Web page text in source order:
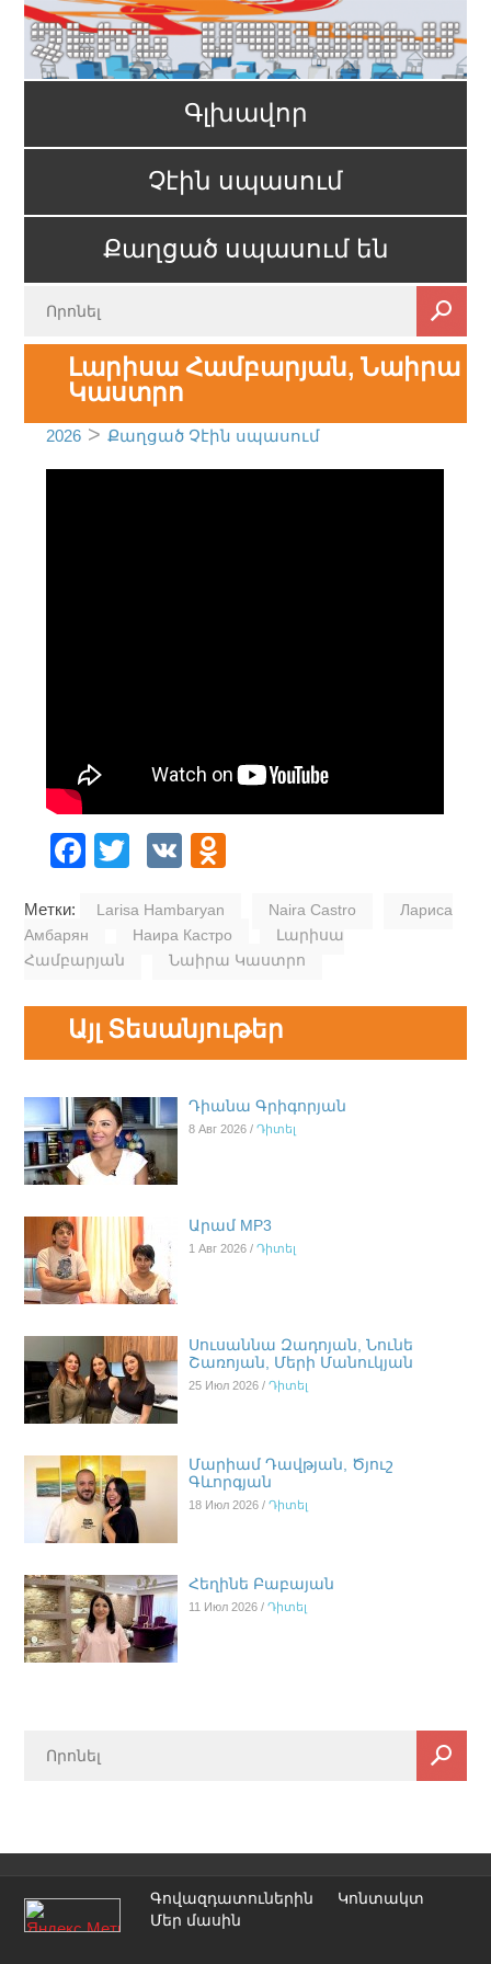
Գլխավոր
Չէին սպասում
Քաղցած սպասում են
Լարիսա Համբարյան, Նաիրա
Կաստրո
2026 >Քաղցած Չէին սպասում
Facebook
Twitter
VK
Метки: Larisa Hambaryan Naira Castro
Лариса
Амбарян
Наира Кастро
Լարիսա
Համբարյան
Նաիրա Կաստրո
Այլ Տեսանյութեր
Դիանա Գրիգորյան
8 Авг 2026 /Դիտել
Արամ MP3
1 Авг 2026 /Դիտել
Սուսաննա Զադոյան, Նունե
Շառոյան, Մերի Մանուկյան
25 Июл 2026 /Դիտել
Մարիամ Դավթյան, Ծյուշ
Գևորգյան
18 Июл 2026 /Դիտել
Հեղինե Բաբայան
11 Июл 2026 /Դիտել
Գովազդատուներին
Կոնտակտ
Մեր մասին